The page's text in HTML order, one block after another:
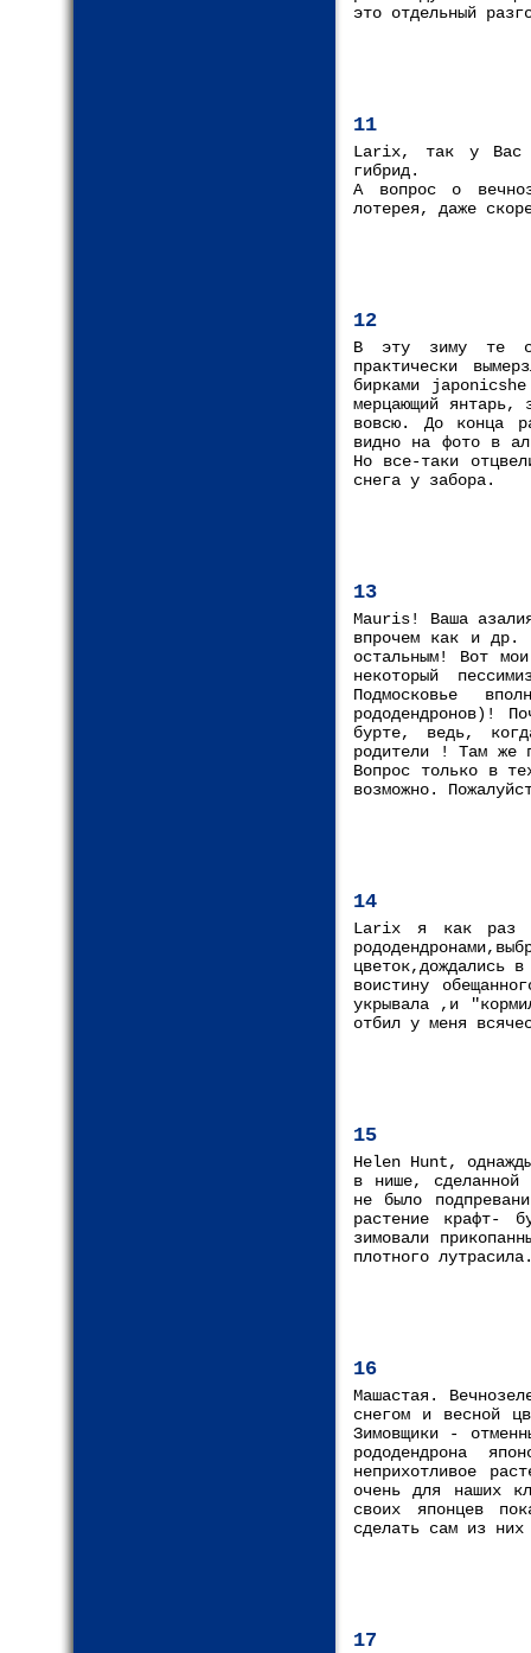
это отдельный
11
Larix, так у Вас
гибрид.
А вопрос о
лотерея, даже
12
В эту зиму те
практически
бирками
мерцающий янтарь,
вовсю. До конца
видно на фото в
Но все-таки
снега у забора.
13
Mauris! Ваша
впрoчем как и др.
остальным! Вот
некоторый
Подмосковье
рододендронов)!
бурте, ведь,
родители ! Там же
Вопрос только в
возможно.
14
Larix я как раз
цветок,дождались
воистину
укрывала ,и
отбил у меня
15
Helen Hunt,
в нише, сделанной
не было
растение крафт-
зимовали
плотного
16
Машастая.
снегом и весной
Зимовщики -
рододендрона
неприхотливое
очень для наших
своих японцев
сделать сам из
17